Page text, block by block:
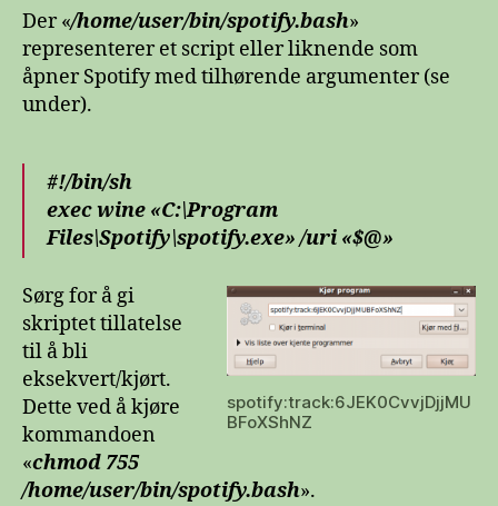
Der «/home/user/bin/spotify.bash»
representerer et script eller liknende som
åpner Spotify med tilhørende argumenter (se
under).
#!/bin/sh
exec wine «C:\Program
Files\Spotify\spotify.exe» /uri «$@»
spotify:track:6JEK0CvvjDjjMU
BFoXShNZ
Sørg for å gi
skriptet tillatelse
til å bli
eksekvert/kjørt.
Dette ved å kjøre
kommandoen
«chmod 755
/home/user/bin/spotify.bash».